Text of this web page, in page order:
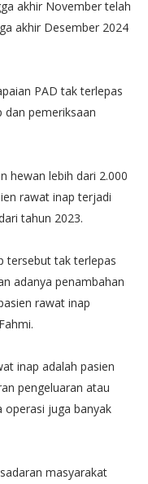
akhir November telah
akhir Desember 2024
PAD tak terlepas
dan pemeriksaan
hewan lebih dari 2.000
rawat inap terjadi
tahun 2023.
tersebut tak terlepas
adanya penambahan
rawat inap
inap adalah pasien
pengeluaran atau
operasi juga banyak
masyarakat